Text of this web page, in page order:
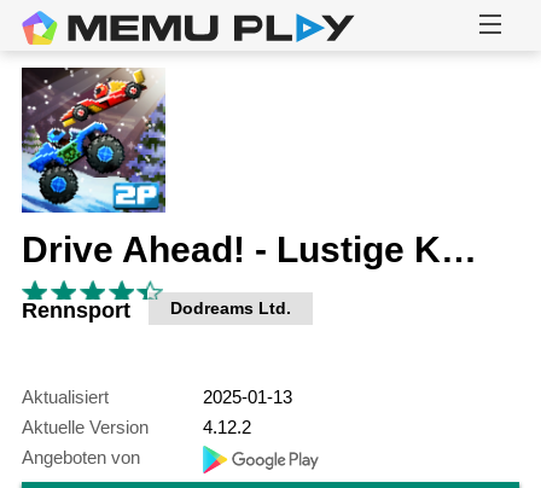
Drive Ahead! - Lustige Kämpfe
Rennsport Dodreams Ltd.
Aktualisiert
2025-01-13
Aktuelle Version
4.12.2
Angeboten von